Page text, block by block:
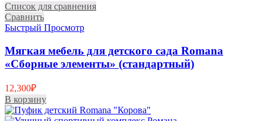
Список для сравнения
Сравнить
Быстрый Просмотр
Мягкая мебель для детского сада Romana
«Сборные элементы» (стандартный)
12,300₽
В корзину